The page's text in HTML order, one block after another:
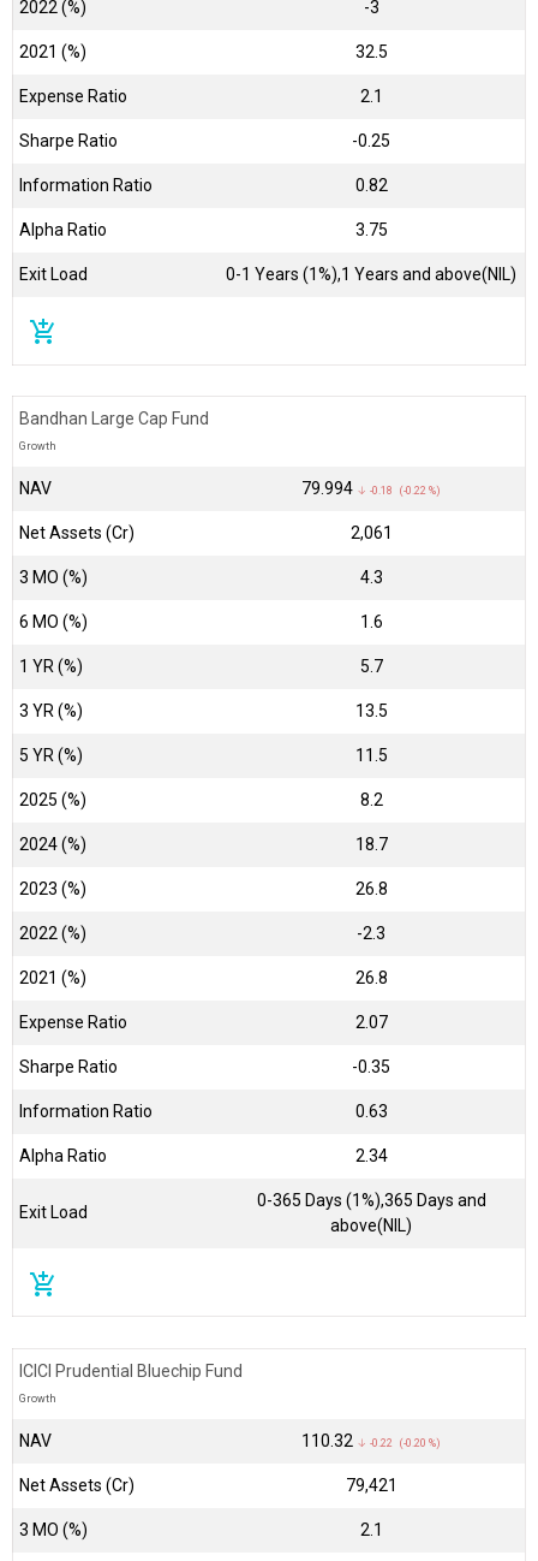
2022 (%) -3
2021 (%) 32.5
Expense Ratio 2.1
Sharpe Ratio -0.25
Information Ratio 0.82
Alpha Ratio 3.75
Exit Load 0-1 Years (1%),1 Years and above(NIL)
add_shopping_cart
Bandhan Large Cap Fund
Growth
NAV ₹79.994 ↓ -0.18 (-0.22 %)
Net Assets (Cr) ₹2,061
3 MO (%) 4.3
6 MO (%) 1.6
1 YR (%) 5.7
3 YR (%) 13.5
5 YR (%) 11.5
2025 (%) 8.2
2024 (%) 18.7
2023 (%) 26.8
2022 (%) -2.3
2021 (%) 26.8
Expense Ratio 2.07
Sharpe Ratio -0.35
Information Ratio 0.63
Alpha Ratio 2.34
Exit Load
0-365 Days (1%),365 Days and
above(NIL)
add_shopping_cart
ICICI Prudential Bluechip Fund
Growth
NAV ₹110.32 ↓ -0.22 (-0.20 %)
Net Assets (Cr) ₹79,421
3 MO (%) 2.1